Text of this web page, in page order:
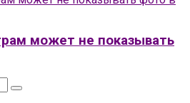
может не показывать